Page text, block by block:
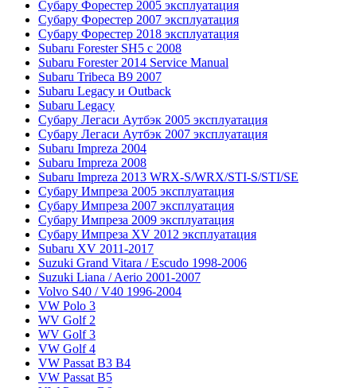
Субару Форестер 2005 эксплуатация
Субару Форестер 2007 эксплуатация
Субару Форестер 2018 эксплуатация
Subaru Forester SH5 с 2008
Subaru Forester 2014 Service Manual
Subaru Tribeca В9 2007
Subaru Legacy и Outback
Subaru Legacy
Субару Легаси Аутбэк 2005 эксплуатация
Субару Легаси Аутбэк 2007 эксплуатация
Subaru Impreza 2004
Subaru Impreza 2008
Subaru Impreza 2013 WRX-S/WRX/STI-S/STI/SE
Субару Импреза 2005 эксплуатация
Субару Импреза 2007 эксплуатация
Субару Импреза 2009 эксплуатация
Субару Импреза XV 2012 эксплуатация
Subaru XV 2011-2017
Suzuki Grand Vitara / Escudo 1998-2006
Suzuki Liana / Aerio 2001-2007
Volvo S40 / V40 1996-2004
VW Polo 3
WV Golf 2
WV Golf 3
VW Golf 4
VW Passat B3 B4
VW Passat B5